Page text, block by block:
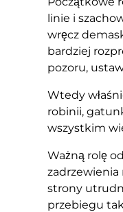
linie i
wręcz
bardziej
pozoru,
Wtedy
robinii,
wszystkim
Ważną rolę
zadrzewienia
strony
przebiegu